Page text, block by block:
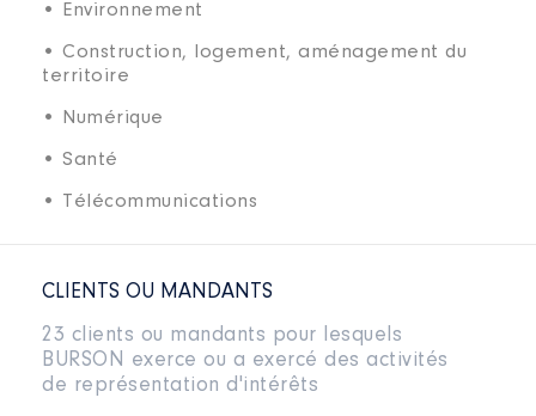
• Environnement
• Construction, logement, aménagement du
territoire
• Numérique
• Santé
• Télécommunications
CLIENTS OU MANDANTS
23 clients ou mandants pour lesquels
BURSON exerce ou a exercé des activités
de représentation d'intérêts